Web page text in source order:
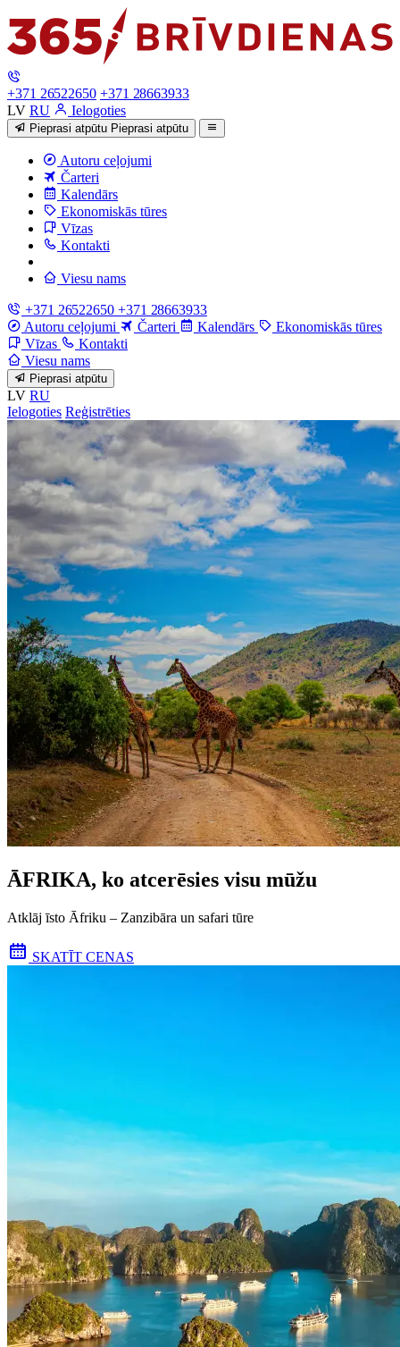
+371 26522650 +371 28663933
LV RU Ielogoties
Pieprasi atpūtu Pieprasi atpūtu
Autoru ceļojumi
Čarteri
Kalendārs
Ekonomiskās tūres
Vīzas
Kontakti
Viesu nams
+371 26522650 +371 28663933
Autoru ceļojumi
Čarteri Kalendārs
Ekonomiskās tūres
Vīzas
Kontakti
Viesu nams
Pieprasi atpūtu
LV RU
Ielogoties Reģistrēties
ĀFRIKA, ko atcerēsies visu mūžu
Atklāj īsto Āfriku – Zanzibāra un safari tūre
SKATĪT CENAS